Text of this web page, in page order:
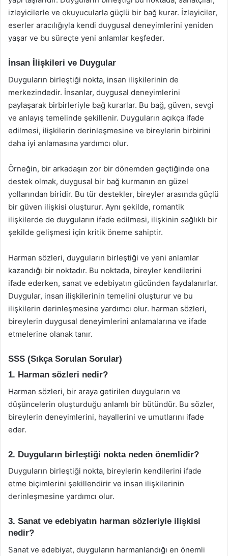
izleyicilerle ve okuyucularla güçlü bir bağ kurar. İzleyiciler,
eserler aracılığıyla kendi duygusal deneyimlerini yeniden
yaşar ve bu süreçte yeni anlamlar keşfeder.
İnsan İlişkileri ve Duygular
Duyguların birleştiği nokta, insan ilişkilerinin de
merkezindedir. İnsanlar, duygusal deneyimlerini
paylaşarak birbirleriyle bağ kurarlar. Bu bağ, güven, sevgi
ve anlayış temelinde şekillenir. Duyguların açıkça ifade
edilmesi, ilişkilerin derinleşmesine ve bireylerin birbirini
daha iyi anlamasına yardımcı olur.
Örneğin, bir arkadaşın zor bir dönemden geçtiğinde ona
destek olmak, duygusal bir bağ kurmanın en güzel
yollarından biridir. Bu tür destekler, bireyler arasında güçlü
bir güven ilişkisi oluşturur. Aynı şekilde, romantik
ilişkilerde de duyguların ifade edilmesi, ilişkinin sağlıklı bir
şekilde gelişmesi için kritik öneme sahiptir.
Harman sözleri, duyguların birleştiği ve yeni anlamlar
kazandığı bir noktadır. Bu noktada, bireyler kendilerini
ifade ederken, sanat ve edebiyatın gücünden faydalanırlar.
Duygular, insan ilişkilerinin temelini oluşturur ve bu
ilişkilerin derinleşmesine yardımcı olur. harman sözleri,
bireylerin duygusal deneyimlerini anlamalarına ve ifade
etmelerine olanak tanır.
SSS (Sıkça Sorulan Sorular)
1. Harman sözleri nedir?
Harman sözleri, bir araya getirilen duyguların ve
düşüncelerin oluşturduğu anlamlı bir bütündür. Bu sözler,
bireylerin deneyimlerini, hayallerini ve umutlarını ifade
eder.
2. Duyguların birleştiği nokta neden önemlidir?
Duyguların birleştiği nokta, bireylerin kendilerini ifade
etme biçimlerini şekillendirir ve insan ilişkilerinin
derinleşmesine yardımcı olur.
3. Sanat ve edebiyatın harman sözleriyle ilişkisi
nedir?
Sanat ve edebiyat, duyguların harmanlandığı en önemli